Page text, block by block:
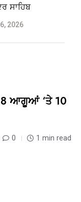
ਸਾਹਿਬ
2026
8 ਆਗੂਆਂ ‘ਤੇ 10
0 1 min read